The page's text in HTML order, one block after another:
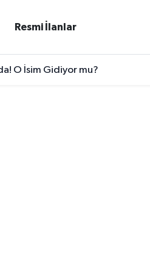
Resmi İlanlar
O İsim Gidiyor mu?